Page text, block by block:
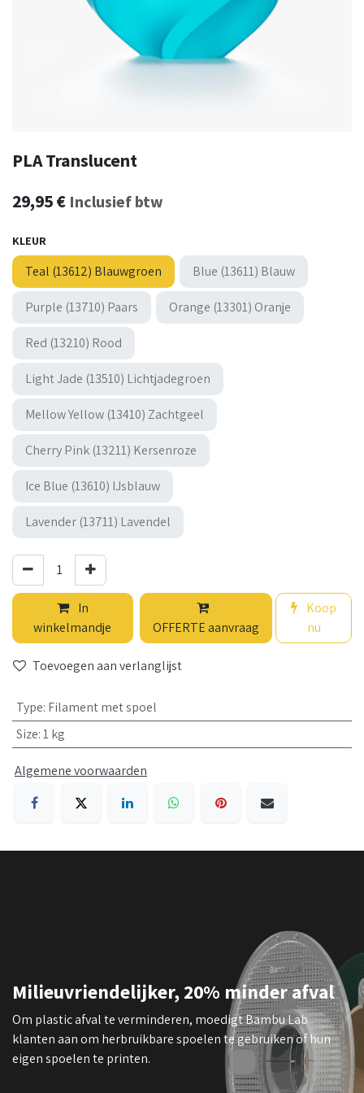
PLA Translucent
29,95€ Inclusief btw
KLEUR
Teal (13612) Blauwgroen Blue (13611) Blauw
Purple (13710) Paars Orange (13301) Oranje
Red (13210) Rood
Light Jade (13510) Lichtjadegroen
Mellow Yellow (13410) Zachtgeel
Cherry Pink (13211) Kersenroze
Ice Blue (13610) IJsblauw
Lavender (13711) Lavendel
In
winkelmandje
OFFERTE aanvraag
Koop
nu
Toevoegen aan verlanglijst
Type: Filament met spoel
Size:1 kg
Algemene voorwaarden
Milieuvriendelijker, 20% minder afval
Om plastic afval te verminderen, moedigt Bambu Lab
klanten aan om herbruikbare spoelen te gebruiken of hun
eigen spoelen te printen.